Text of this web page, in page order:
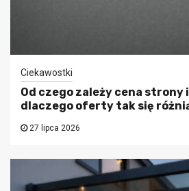
Ciekawostki
Od czego zależy cena
dlaczego oferty tak się
27 lipca 2026